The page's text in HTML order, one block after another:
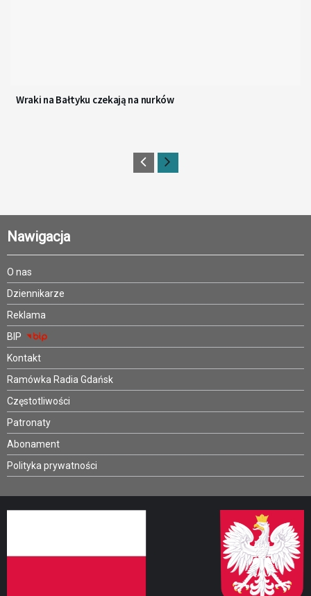
Wraki na Bałtyku czekają na nurków
Nawigacja
O nas
Dziennikarze
Reklama
BIP
Kontakt
Ramówka Radia Gdańsk
Częstotliwości
Patronaty
Abonament
Polityka prywatności